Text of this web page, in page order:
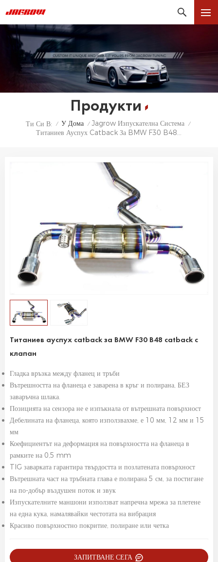
Продукти
Ти Си В: / У Дома / Jagrow Изпускателна Система /
Титаниев ауспух catback за BMW F30 B48 catback с
клапан
Гладка връзка между фланец и тръби
Вътрешността на фланеца е заварена в кръг и полирана, БЕЗ
заваръчна шлака.
Позицията на сензора не е изпъкнала от вътрешната повърхност
Дебелината на фланеца, която използвахме, е 10 мм, 12 мм и 15
мм
Коефициентът на деформация на повърхността на фланеца в
рамките на 0,5 mm
TIG заварката гарантира твърдостта и позлатената повърхност
Вътрешната част на тръбната глава е полирана 5 см, за постигане
на по-добър въздушен поток и звук
Изпускателните маншони използват напречна мрежа за плетене
на една кука, намалявайки честотата на вибрация
Красиво повърхностно покритие, полиране или четка
ЗАПИТВАНЕ СЕГА